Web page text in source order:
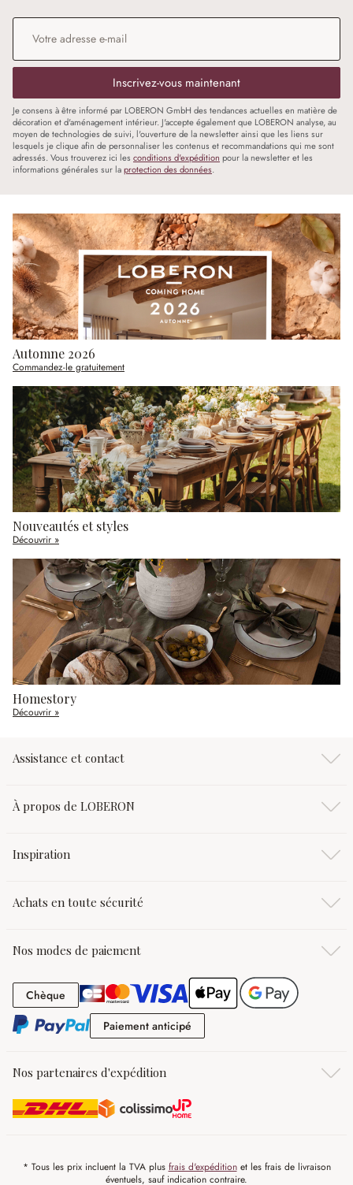
Adresse e-mail
Inscrivez-vous maintenant
Je consens à être informé par LOBERON GmbH des tendances actuelles en matière de
décoration et d'aménagement intérieur. J'accepte également que LOBERON analyse, au
moyen de technologies de suivi, l'ouverture de la newsletter ainsi que les liens sur
lesquels je clique afin de personnaliser les contenus et recommandations qui me sont
adressés. Vous trouverez ici les conditions d'expédition pour la newsletter et les
informations générales sur laprotection des données.
Automne 2026
Commandez-le gratuitement
Nouveautés et styles
Découvrir »
Homestory
Découvrir »
Assistance et contact
À propos de LOBERON
Inspiration
Achats en toute sécurité
Nos modes de paiement
Chèque Chèque
Paiement anticipé
Nos partenaires d'expédition
* Tous les prix incluent la TVA plus frais d'expéditionet les frais de livraison
éventuels, sauf indication contraire.